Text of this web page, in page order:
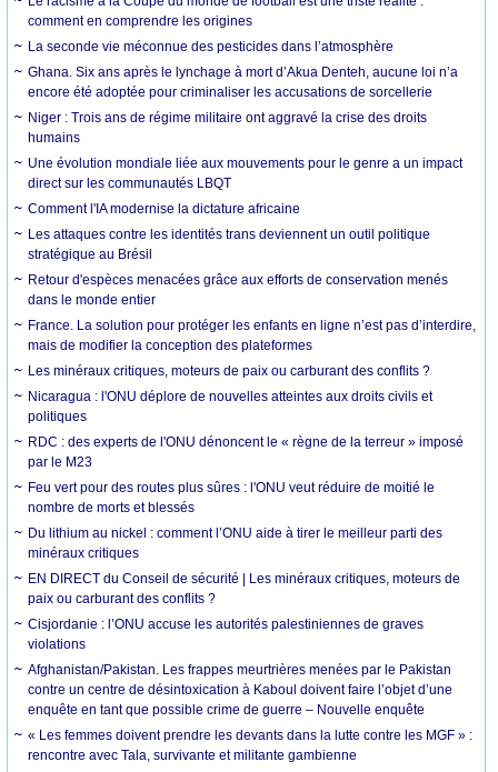
comment en comprendre les origines
La seconde vie méconnue des pesticides dans l’atmosphère
Ghana. Six ans après le lynchage à mort d’Akua Denteh, aucune loi n’a
encore été adoptée pour criminaliser les accusations de sorcellerie
Niger : Trois ans de régime militaire ont aggravé la crise des droits
humains
Une évolution mondiale liée aux mouvements pour le genre a un impact
direct sur les communautés LBQT
Comment l'IA modernise la dictature africaine
Les attaques contre les identités trans deviennent un outil politique
stratégique au Brésil
Retour d'espèces menacées grâce aux efforts de conservation menés
dans le monde entier
France. La solution pour protéger les enfants en ligne n’est pas d’interdire,
mais de modifier la conception des plateformes
Les minéraux critiques, moteurs de paix ou carburant des conflits ?
Nicaragua : l'ONU déplore de nouvelles atteintes aux droits civils et
politiques
RDC : des experts de l'ONU dénoncent le « règne de la terreur » imposé
par le M23
Feu vert pour des routes plus sûres : l'ONU veut réduire de moitié le
nombre de morts et blessés
Du lithium au nickel : comment l’ONU aide à tirer le meilleur parti des
minéraux critiques
EN DIRECT du Conseil de sécurité | Les minéraux critiques, moteurs de
paix ou carburant des conflits ?
Cisjordanie : l’ONU accuse les autorités palestiniennes de graves
violations
Afghanistan/Pakistan. Les frappes meurtrières menées par le Pakistan
contre un centre de désintoxication à Kaboul doivent faire l’objet d’une
enquête en tant que possible crime de guerre – Nouvelle enquête
« Les femmes doivent prendre les devants dans la lutte contre les MGF » :
rencontre avec Tala, survivante et militante gambienne